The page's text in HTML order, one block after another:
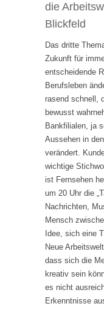
die
Blickfeld
Das dritte
Zukunft für
entscheidende
Berufsleben
rasend schnell,
bewusst
Bankfilialen, ja
Aussehen in
verändert.
wichtige
ist Fernsehen
um 20 Uhr die
Nachrichten,
Mensch
Idee, sich eine
Neue
dass sich die
kreativ sein
es nicht
Erkenntnisse